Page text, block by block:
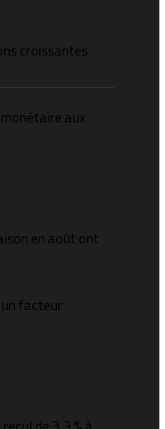
croissantes
aux
en août ont
facteur